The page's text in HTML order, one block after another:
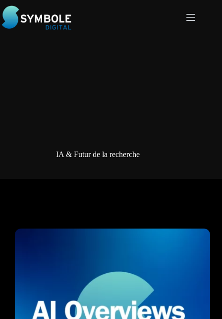
Passer
au
contenu
IA & Futur de la recherche